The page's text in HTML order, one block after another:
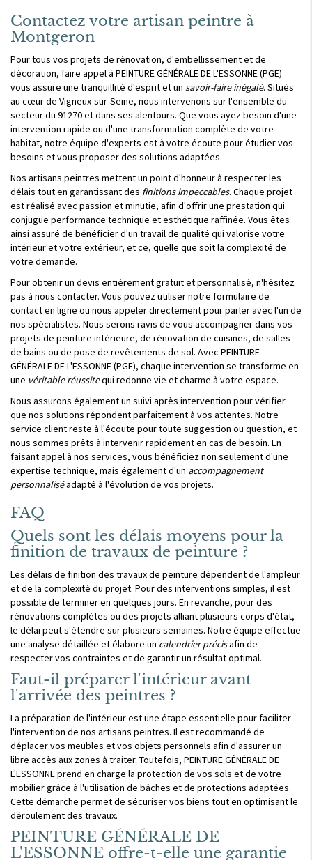
Contactez votre artisan peintre à
Montgeron
Pour tous vos projets de rénovation, d'embellissement et de
décoration, faire appel à PEINTURE GÉNÉRALE DE L'ESSONNE (PGE)
vous assure une tranquillité d'esprit et un savoir-faire inégalé. Situés
au cœur de Vigneux-sur-Seine, nous intervenons sur l'ensemble du
secteur du 91270 et dans ses alentours. Que vous ayez besoin d'une
intervention rapide ou d'une transformation complète de votre
habitat, notre équipe d'experts est à votre écoute pour étudier vos
besoins et vous proposer des solutions adaptées.
Nos artisans peintres mettent un point d'honneur à respecter les
délais tout en garantissant des finitions impeccables. Chaque projet
est réalisé avec passion et minutie, afin d'offrir une prestation qui
conjugue performance technique et esthétique raffinée. Vous êtes
ainsi assuré de bénéficier d'un travail de qualité qui valorise votre
intérieur et votre extérieur, et ce, quelle que soit la complexité de
votre demande.
Pour obtenir un devis entièrement gratuit et personnalisé, n'hésitez
pas à nous contacter. Vous pouvez utiliser notre formulaire de
contact en ligne ou nous appeler directement pour parler avec l'un de
nos spécialistes. Nous serons ravis de vous accompagner dans vos
projets de peinture intérieure, de rénovation de cuisines, de salles
de bains ou de pose de revêtements de sol. Avec PEINTURE
GÉNÉRALE DE L'ESSONNE (PGE), chaque intervention se transforme en
une véritable réussitequi redonne vie et charme à votre espace.
Nous assurons également un suivi après intervention pour vérifier
que nos solutions répondent parfaitement à vos attentes. Notre
service client reste à l'écoute pour toute suggestion ou question, et
nous sommes prêts à intervenir rapidement en cas de besoin. En
faisant appel à nos services, vous bénéficiez non seulement d'une
expertise technique, mais également d'un accompagnement
personnaliséadapté à l'évolution de vos projets.
FAQ
Quels sont les délais moyens pour la
finition de travaux de peinture ?
Les délais de finition des travaux de peinture dépendent de l'ampleur
et de la complexité du projet. Pour des interventions simples, il est
possible de terminer en quelques jours. En revanche, pour des
rénovations complètes ou des projets alliant plusieurs corps d'état,
le délai peut s'étendre sur plusieurs semaines. Notre équipe effectue
une analyse détaillée et élabore un calendrier précisafin de
respecter vos contraintes et de garantir un résultat optimal.
Faut-il préparer l'intérieur avant
l'arrivée des peintres ?
La préparation de l'intérieur est une étape essentielle pour faciliter
l'intervention de nos artisans peintres. Il est recommandé de
déplacer vos meubles et vos objets personnels afin d'assurer un
libre accès aux zones à traiter. Toutefois, PEINTURE GÉNÉRALE DE
L'ESSONNE prend en charge la protection de vos sols et de votre
mobilier grâce à l'utilisation de bâches et de protections adaptées.
Cette démarche permet de sécuriser vos biens tout en optimisant le
déroulement des travaux.
PEINTURE GÉNÉRALE DE
L'ESSONNE offre-t-elle une garantie